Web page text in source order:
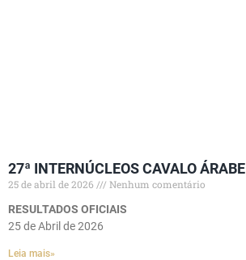
27ª INTERNÚCLEOS CAVALO ÁRABE
25 de abril de 2026
Nenhum comentário
RESULTADOS OFICIAIS
25 de Abril de 2026
Leia mais»